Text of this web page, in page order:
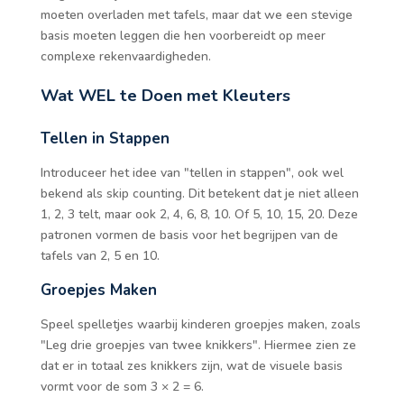
moeten overladen met tafels, maar dat we een stevige
basis moeten leggen die hen voorbereidt op meer
complexe rekenvaardigheden.
Wat WEL te Doen met Kleuters
Tellen in Stappen
Introduceer het idee van "tellen in stappen", ook wel
bekend als skip counting. Dit betekent dat je niet alleen
1, 2, 3 telt, maar ook 2, 4, 6, 8, 10. Of 5, 10, 15, 20. Deze
patronen vormen de basis voor het begrijpen van de
tafels van 2, 5 en 10.
Groepjes Maken
Speel spelletjes waarbij kinderen groepjes maken, zoals
"Leg drie groepjes van twee knikkers". Hiermee zien ze
dat er in totaal zes knikkers zijn, wat de visuele basis
vormt voor de som 3 × 2 = 6.